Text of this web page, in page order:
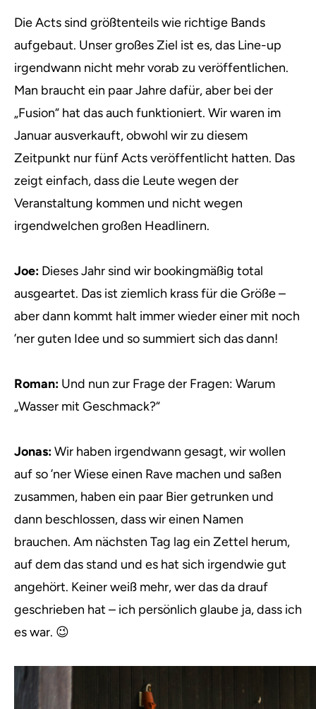
Die Acts sind größtenteils wie richtige Bands
aufgebaut. Unser großes Ziel ist es, das Line-up
irgendwann nicht mehr vorab zu veröffentlichen.
Man braucht ein paar Jahre dafür, aber bei der
„Fusion“ hat das auch funktioniert. Wir waren im
Januar ausverkauft, obwohl wir zu diesem
Zeitpunkt nur fünf Acts veröffentlicht hatten. Das
zeigt einfach, dass die Leute wegen der
Veranstaltung kommen und nicht wegen
irgendwelchen großen Headlinern.
Joe: Dieses Jahr sind wir bookingmäßig total
ausgeartet. Das ist ziemlich krass für die Größe –
aber dann kommt halt immer wieder einer mit noch
’ner guten Idee und so summiert sich das dann!
Roman: Und nun zur Frage der Fragen: Warum
„Wasser mit Geschmack?“
Jonas:Wir haben irgendwann gesagt, wir wollen
auf so ’ner Wiese einen Rave machen und saßen
zusammen, haben ein paar Bier getrunken und
dann beschlossen, dass wir einen Namen
brauchen. Am nächsten Tag lag ein Zettel herum,
auf dem das stand und es hat sich irgendwie gut
angehört. Keiner weiß mehr, wer das da drauf
geschrieben hat – ich persönlich glaube ja, dass ich
es war. 😉